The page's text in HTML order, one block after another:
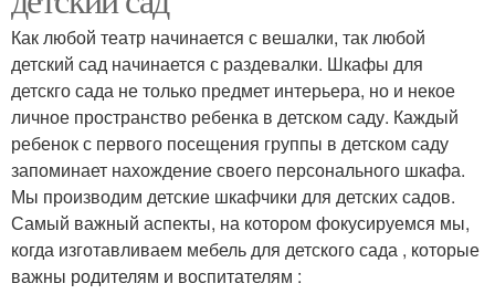
Как любой театр начинается с вешалки, так любой
детский сад начинается с раздевалки. Шкафы для
детскго сада не только предмет интерьера, но и некое
личное пространство ребенка в детском саду. Каждый
ребенок с первого посещения группы в детском саду
запоминает нахождение своего персонального шкафа.
Мы производим детские шкафчики для детских садов.
Самый важный аспекты, на котором фокусируемся мы,
когда изготавливаем мебель для детского сада , которые
важны родителям и воспитателям :